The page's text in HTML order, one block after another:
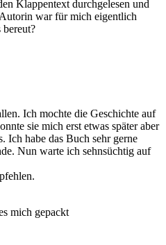
Klappentext durchgelesen und
war für mich eigentlich
bereut?
Ich mochte die Geschichte auf
sie mich erst etwas später aber
Ich habe das Buch sehr gerne
Nun warte ich sehnsüchtig auf
mich gepackt